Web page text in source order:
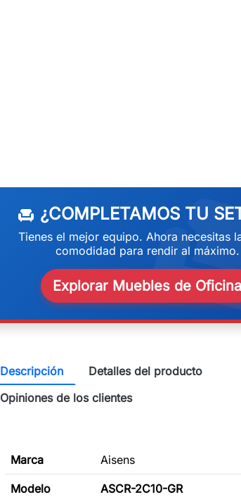
chair ¿COMPLETAMOS TU
Tienes el mejor equipo. Ahora necesitas
comodidad para rendir al máximo.
Explorar Muebles de Oficina
Descripción
Detalles del producto
Opiniones de los clientes
Marca Aisens
Modelo ASCR-2C10-GR